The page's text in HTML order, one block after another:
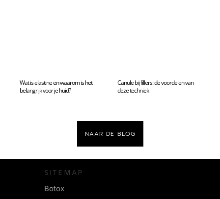
Wat is elastine en waarom is het
belangrijk voor je huid?
Canule bij fillers: de voordelen van
deze techniek
NAAR DE BLOG
SITEMAP
Botox